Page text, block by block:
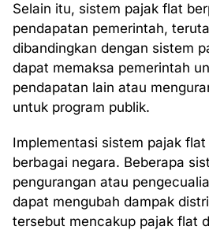
Selain itu, sistem pajak flat
pendapatan pemerintah,
dibandingkan dengan sistem
dapat memaksa pemerintah
pendapatan lain atau
untuk program publik.
Implementasi sistem pajak
berbagai negara. Beberapa
pengurangan atau
dapat mengubah dampak
tersebut mencakup pajak flat